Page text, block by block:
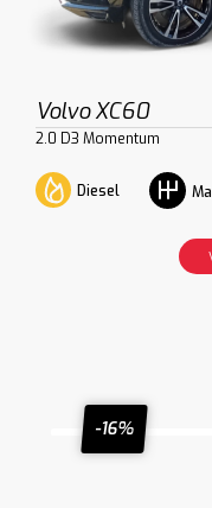
Volvo XC60
2.0 D3 Momentum
Diesel
-16%